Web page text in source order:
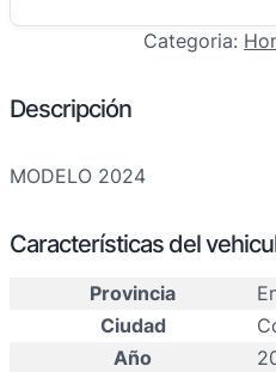
Categoria:
Descripción
MODELO 2024
Características del
Provincia
Ciudad
Año